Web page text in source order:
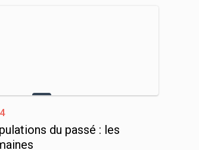
du passé : les